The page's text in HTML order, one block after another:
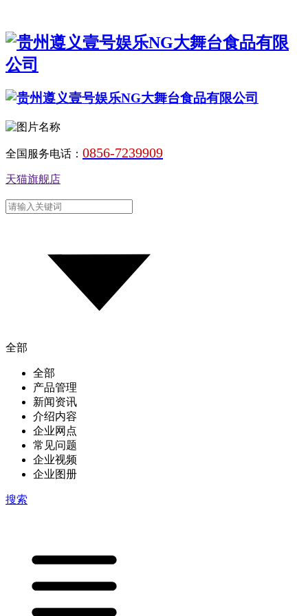
全国服务电话： 0856-7239909
天猫旗舰店
全部
全部
产品管理
新闻资讯
介绍内容
企业网点
常见问题
企业视频
企业图册
搜索